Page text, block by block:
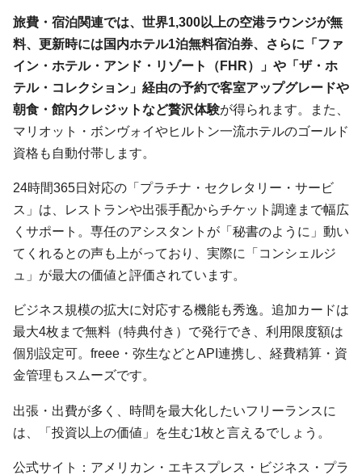
旅費・宿泊関連では、世界1,300以上の空港ラウンジが無
料、更新時には国内ホテル1泊無料宿泊券、さらに「ファ
イン・ホテル・アンド・リゾート（FHR）」や「ザ・ホ
テル・コレクション」経由の予約で客室アップグレードや
朝食・館内クレジットなど贅沢体験が得られます。また、
マリオット・ボンヴォイやヒルトン一流ホテルのゴールド
資格も自動付帯します。
24時間365日対応の「プラチナ・セクレタリー・サービ
ス」は、レストランや出張手配からチケット調達まで幅広
くサポート。専任のアシスタントが「秘書のように」動い
てくれるとの声も上がっており、実際に「コンシェルジ
ュ」が最大の価値と評価されています。
ビジネス規模の拡大に対応する機能も秀逸。追加カードは
最大4枚まで無料（特典付き）で発行でき、利用限度額は
個別設定可。freee・弥生などとAPI連携し、経費精算・資
金管理もスムーズです。
出張・出費が多く、時間を最大化したいフリーランスに
は、「投資以上の価値」を生む1枚と言えるでしょう。
公式サイト：アメリカン・エキスプレス・ビジネス・プラ